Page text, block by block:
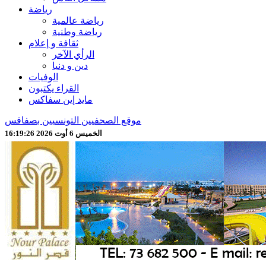
رياضة
رياضة عالمية
رياضة وطنية
ثقافة و إعلام
الرأي الآخر
دين و دنيا
الوفيات
القراء يكتبون
مايد إين سفاكس
موقع الصحفيين التونسيين بصفاقس
الخميس 6 أوت 2026 16:19:28